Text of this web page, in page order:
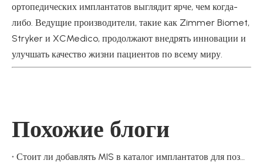
ортопедических имплантатов выглядит ярче, чем когда-
либо. Ведущие производители, такие как Zimmer Biomet,
Stryker и XCMedico, продолжают внедрять инновации и
улучшать качество жизни пациентов по всему миру.
Похожие блоги